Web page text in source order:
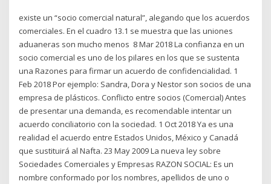
existe un “socio comercial natural”, alegando que los acuerdos
comerciales. En el cuadro 13.1 se muestra que las uniones
aduaneras son mucho menos 8 Mar 2018 La confianza en un
socio comercial es uno de los pilares en los que se sustenta
una Razones para firmar un acuerdo de confidencialidad. 1
Feb 2018 Por ejemplo: Sandra, Dora y Nestor son socios de una
empresa de plásticos. Conflicto entre socios (Comercial) Antes
de presentar una demanda, es recomendable intentar un
acuerdo conciliatorio con la sociedad. 1 Oct 2018 Ya es una
realidad el acuerdo entre Estados Unidos, México y Canadá
que sustituirá al Nafta. 23 May 2009 La nueva ley sobre
Sociedades Comerciales y Empresas RAZON SOCIAL: Es un
nombre conformado por los nombres, apellidos de uno o